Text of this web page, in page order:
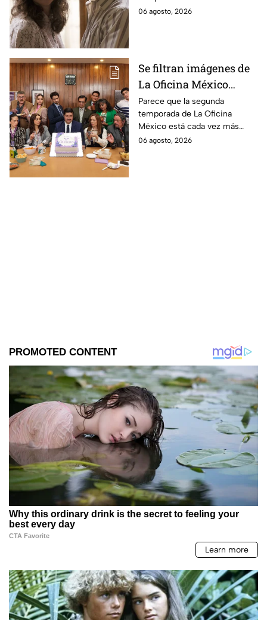
durante la grabación de
la película
cuerpo durante el rodaje de la
06 agosto, 2026
Se filtran imágenes de
La Oficina México
temporada 2 y un
detalle desata teorías
entre los fans
Parece que la segunda
temporada de La Oficina
México está cada vez más
cerca, pues el elenco ya se
06 agosto, 2026